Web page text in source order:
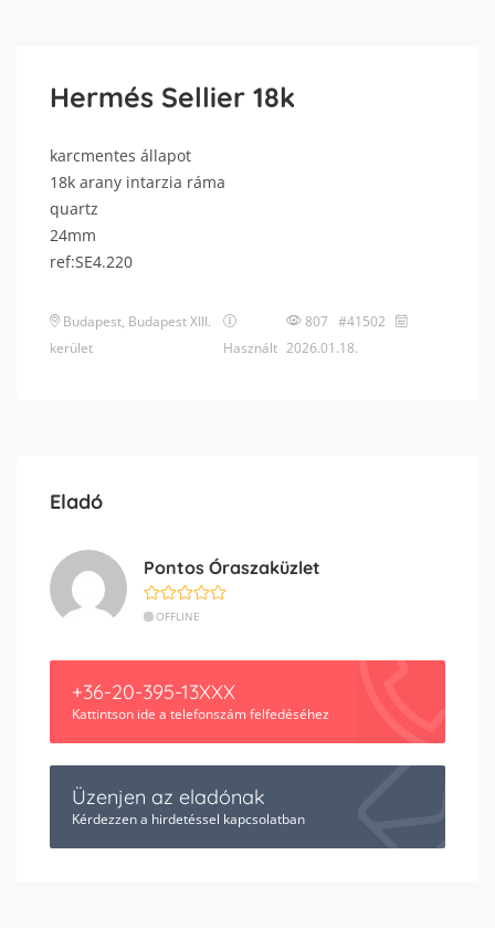
Hermés Sellier 18k
karcmentes állapot
18k arany intarzia ráma
quartz
24mm
ref:SE4.220
Budapest, Budapest XIII.
kerület
Használt
807 #41502
2026.01.18.
Eladó
Pontos Óraszaküzlet
OFFLINE
+36-20-395-13XXX
Kattintson ide a telefonszám felfedéséhez
Üzenjen az eladónak
Kérdezzen a hirdetéssel kapcsolatban